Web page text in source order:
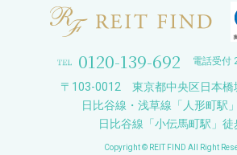
0120-139-692 電話受付
〒103-0012 東京都中央区日本橋
日比谷線・浅草線「人形町駅
日比谷線「小伝馬町駅」徒
Copyright © REIT FIND All Right